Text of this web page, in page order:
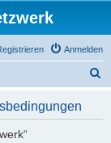
Anmelden